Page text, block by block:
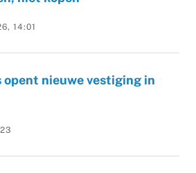
14:01
nieuwe vestiging in